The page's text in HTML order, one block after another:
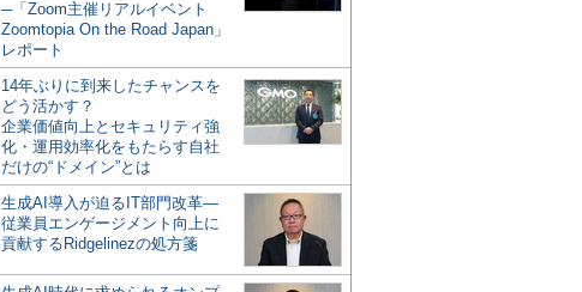
─「Zoom主催リアルイベント
Zoomtopia On the Road Japan」
レポート
14年ぶりに到来したチャンスを
どう活かす？
企業価値向上とセキュリティ強
化・運用効率化をもたらす自社
だけの“ドメイン”とは
生成AI導入が迫るIT部門改革―
従業員エンゲージメント向上に
貢献するRidgelinezの処方箋